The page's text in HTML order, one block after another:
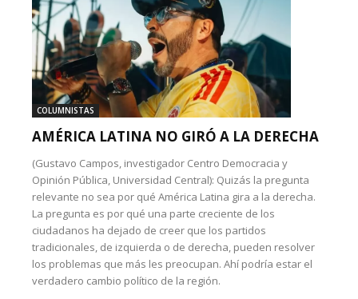
COLUMNISTAS
AMÉRICA LATINA NO GIRÓ A LA DERECHA
(Gustavo Campos, investigador Centro Democracia y
Opinión Pública, Universidad Central): Quizás la pregunta
relevante no sea por qué América Latina gira a la derecha.
La pregunta es por qué una parte creciente de los
ciudadanos ha dejado de creer que los partidos
tradicionales, de izquierda o de derecha, pueden resolver
los problemas que más les preocupan. Ahí podría estar el
verdadero cambio político de la región.